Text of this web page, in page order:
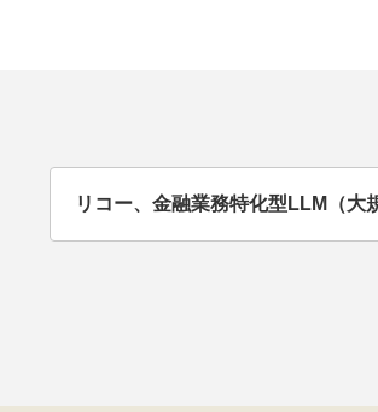
リコー、金融業務特化型LLM（大